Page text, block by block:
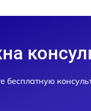
бесплатную